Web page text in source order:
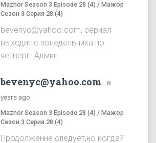
Mazhor Season 3 Episode 28 (4) / Мажор
Сезон 3 Серия 28 (4)
bevenyc@yahoo.com, сериал
выходит с понедельника по
четверг. Админ.
bevenyc@yahoo.com · 8
years ago
Mazhor Season 3 Episode 28 (4) / Мажор
Сезон 3 Серия 28 (4)
Продолжение следует,но когда?